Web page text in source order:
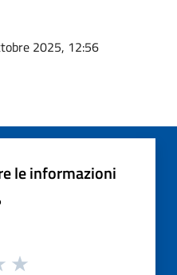
2025, 12:56
le informazioni